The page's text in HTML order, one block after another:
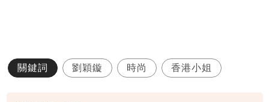
關鍵詞 劉穎鏇 時尚 香港小姐